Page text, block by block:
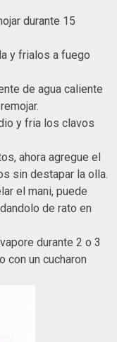
durante 15
y frialos a fuego
de agua caliente
y fria los clavos
ahora agregue el
sin destapar la olla.
el mani, puede
de rato en
durante 2 o 3
con un cucharon